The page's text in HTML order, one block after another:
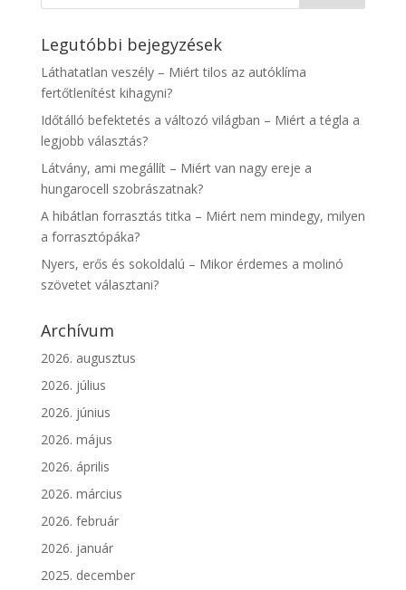
Legutóbbi bejegyzések
Láthatatlan veszély – Miért tilos az autóklíma
fertőtlenítést kihagyni?
Időtálló befektetés a változó világban – Miért a tégla a
legjobb választás?
Látvány, ami megállít – Miért van nagy ereje a
hungarocell szobrászatnak?
A hibátlan forrasztás titka – Miért nem mindegy, milyen
a forrasztópáka?
Nyers, erős és sokoldalú – Mikor érdemes a molinó
szövetet választani?
Archívum
2026. augusztus
2026. július
2026. június
2026. május
2026. április
2026. március
2026. február
2026. január
2025. december